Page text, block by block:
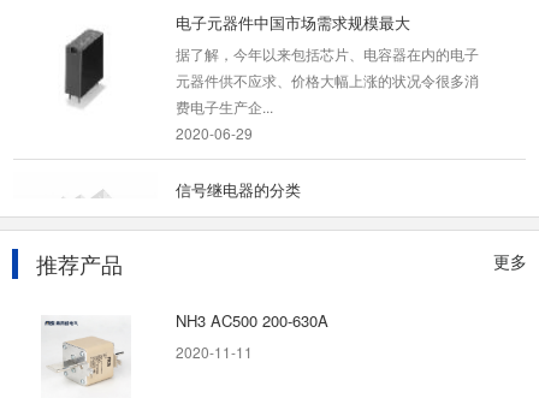
电子元器件中国市场需求规模最大
据了解，今年以来包括芯片、电容器在内的电子
元器件供不应求、价格大幅上涨的状况令很多消
费电子生产企...
信号继电器的分类
不同方式分类。（一）按动作原理分类，可分为
固态继电器在生活的各个方面都被...
更多
推荐产品
NH3 AC500 200-630A
2020-11-11